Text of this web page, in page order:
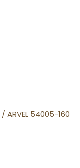
/ ARVEL 54005-160